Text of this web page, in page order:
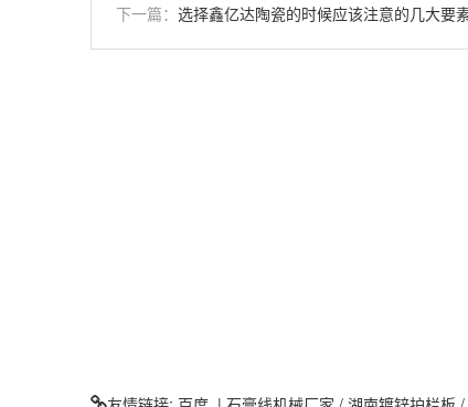
下一篇： 选择鑫亿达陶瓷的时候应该注意的几大要